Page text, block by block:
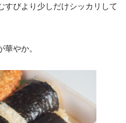
すびより少しだけシッカリして
やか。